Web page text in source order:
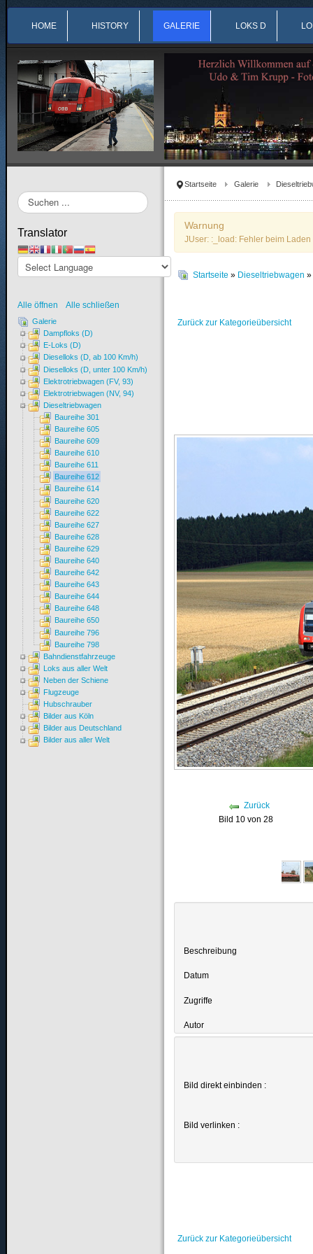
HOME HISTORY GALERIE LOKS D
Startseite Galerie
Warnung
JUser: :_load: Fehler beim
Startseite » Dieseltriebwagen
Zurück zur Kategorieübersicht
Zurück
Bild 10 von 28
Beschreibung
Datum
Zugriffe
Autor
Bild direkt einbinden :
Bild verlinken :
Zurück zur Kategorieübersicht
Suchen
...
Translator
Alle öffnen Alle schließen
Galerie
Dampfloks (D)
E-Loks (D)
Dieselloks (D, ab 100 Km/h)
Dieselloks (D, unter 100 Km/h)
Elektrotriebwagen (FV, 93)
Elektrotriebwagen (NV, 94)
Dieseltriebwagen
Baureihe 301
Baureihe 605
Baureihe 609
Baureihe 610
Baureihe 611
Baureihe 612
Baureihe 614
Baureihe 620
Baureihe 622
Baureihe 627
Baureihe 628
Baureihe 629
Baureihe 640
Baureihe 642
Baureihe 643
Baureihe 644
Baureihe 648
Baureihe 650
Baureihe 796
Baureihe 798
Bahndienstfahrzeuge
Loks aus aller Welt
Neben der Schiene
Flugzeuge
Hubschrauber
Bilder aus Köln
Bilder aus Deutschland
Bilder aus aller Welt